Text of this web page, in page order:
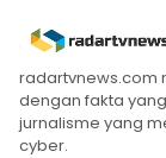
radartvnews.com
dengan fakta
jurnalisme yang
cyber.